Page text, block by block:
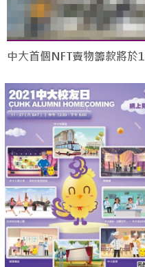
中大首個NFT賣物籌款將於